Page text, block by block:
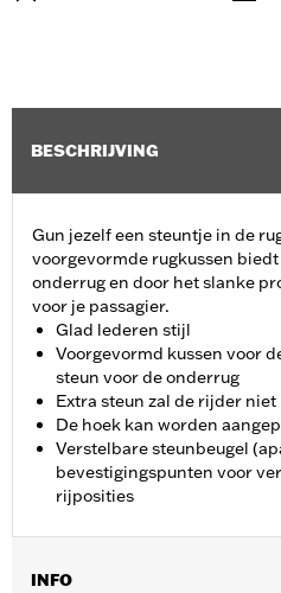
BESCHRIJVING
Gun jezelf een steuntje in de
voorgevormde rugkussen
onderrug en door het slanke
voor je passagier.
Glad lederen stijl
Voorgevormd kussen voor
steun voor de onderrug
Extra steun zal de rijder
De hoek kan worden
Verstelbare steunbeugel
bevestigingspunten voor
rijposities
INFO